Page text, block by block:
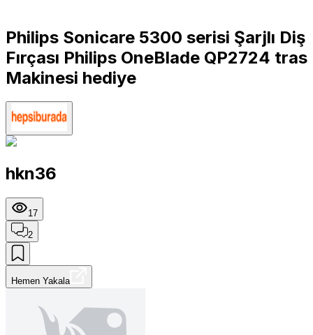
Philips Sonicare 5300 serisi Şarjlı Diş
Fırçası Philips OneBlade QP2724 tras
Makinesi hediye
hkn36
17
2
Hemen Yakala